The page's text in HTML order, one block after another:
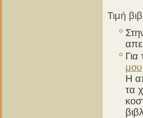
Τιμή
μου
Η
τα